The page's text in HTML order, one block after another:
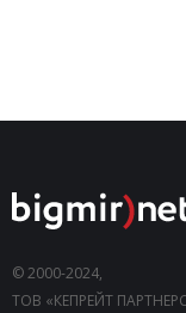
© 2000-2024,
ТОВ «КЕПРЕЙТ